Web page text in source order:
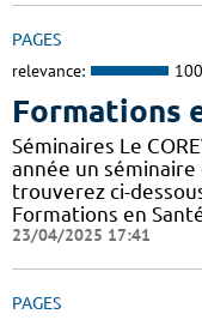
PAGES
relevance:
Formations
Séminaires Le
année un
trouverez ci-
Formations en
23/04/2025 17:41
PAGES